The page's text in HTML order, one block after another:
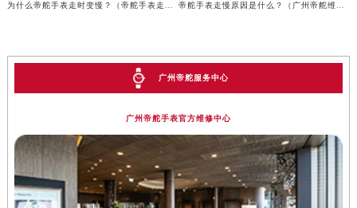
为什么帝舵手表走时变慢？（帝舵手表走慢的原因） 帝舵手表走慢原因是什么？（广州帝舵维修中心）
广州帝舵服务中心
广州帝舵手表官方维修中心